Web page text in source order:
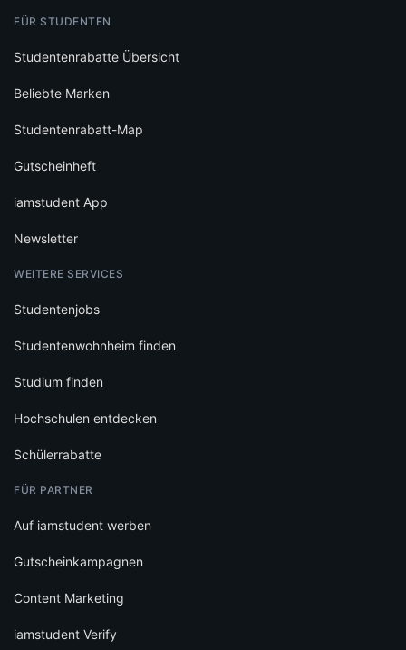
FÜR STUDENTEN
Studentenrabatte Übersicht
Beliebte Marken
Studentenrabatt-Map
Gutscheinheft
iamstudent App
Newsletter
WEITERE SERVICES
Studentenjobs
Studentenwohnheim finden
Studium finden
Hochschulen entdecken
Schülerrabatte
FÜR PARTNER
Auf iamstudent werben
Gutscheinkampagnen
Content Marketing
iamstudent Verify